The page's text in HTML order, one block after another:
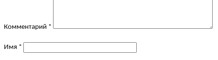
Комментарий *
Имя *